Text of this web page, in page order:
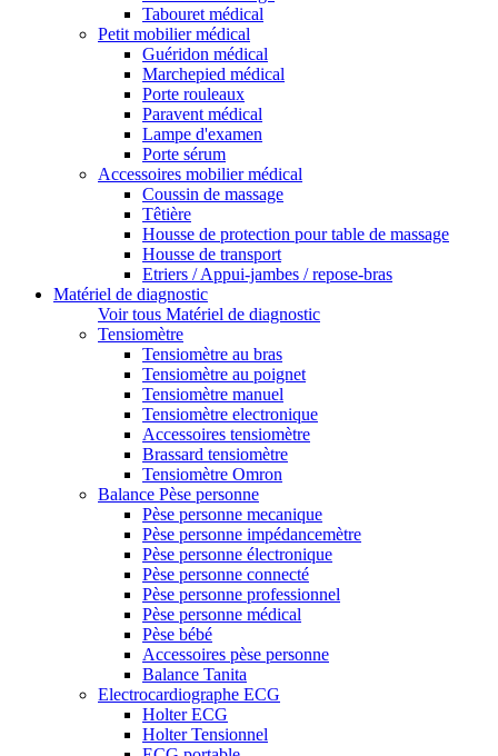
Tabouret médical
Petit mobilier médical
Guéridon médical
Marchepied médical
Porte rouleaux
Paravent médical
Lampe d'examen
Porte sérum
Accessoires mobilier médical
Coussin de massage
Têtière
Housse de protection pour table de massage
Housse de transport
Etriers / Appui-jambes / repose-bras
Matériel de diagnostic
Voir tous Matériel de diagnostic
Tensiomètre
Tensiomètre au bras
Tensiomètre au poignet
Tensiomètre manuel
Tensiomètre electronique
Accessoires tensiomètre
Brassard tensiomètre
Tensiomètre Omron
Balance Pèse personne
Pèse personne mecanique
Pèse personne impédancemètre
Pèse personne électronique
Pèse personne connecté
Pèse personne professionnel
Pèse personne médical
Pèse bébé
Accessoires pèse personne
Balance Tanita
Electrocardiographe ECG
Holter ECG
Holter Tensionnel